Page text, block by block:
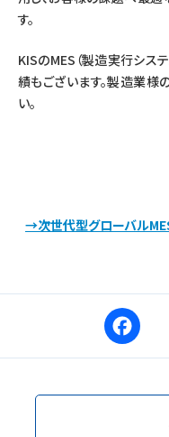
す。
KISのMES（製造実行シス
績もございます。製造業様
い。
→次世代型グローバル
a
e